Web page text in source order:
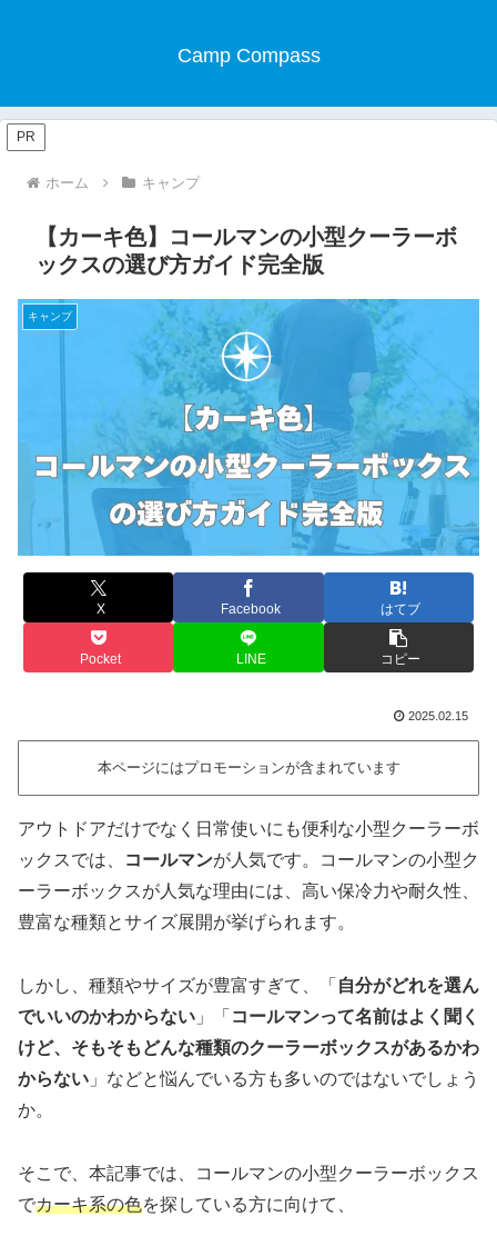
Camp Compass
PR
ホーム キャンプ
【カーキ色】コールマンの小型クーラーボ
ックスの選び方ガイド完全版
キャンプ
X Facebook はてブ
Pocket LINE コピー
2025.02.15
本ページにはプロモーションが含まれています
アウトドアだけでなく日常使いにも便利な小型クーラーボ
ックスでは、
コールマンが人気です。コールマンの小型ク
ーラーボックスが人気な理由には、高い保冷力や耐久性、
豊富な種類とサイズ展開が挙げられます。
しかし、種類やサイズが豊富すぎて、「 自分がどれを選ん
でいいのかわからない 」「 コールマンって名前はよく聞く
けど、そもそもどんな種類のクーラーボックスがあるかわ
からない 」などと悩んでいる方も多いのではないでしょう
か。
そこで、本記事では、コールマンの小型クーラーボックス
でカーキ系の色を探している方に向けて、